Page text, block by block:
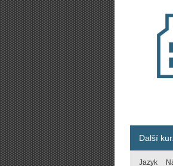
Další
Jazyk